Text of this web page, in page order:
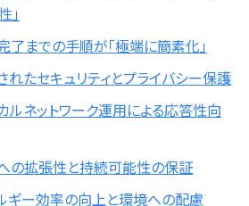
」
了までの手順が「極端に簡素化」
れたセキュリティとプライバシー保護
ルネットワーク運用による応答性向
の拡張性と持続可能性の保証
ギー効率の向上と環境への配慮